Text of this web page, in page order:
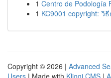
1 Centro de Podología
1 KC9001 copyright: วิ
Copyright © 2026 | Advanced
Users | Made with Kliqqi CMS |